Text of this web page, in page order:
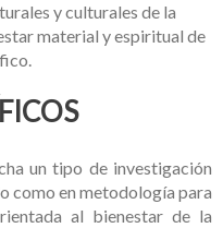
y culturales de la
material y espiritual de
un tipo de investigación
como en metodología para
al bienestar de la